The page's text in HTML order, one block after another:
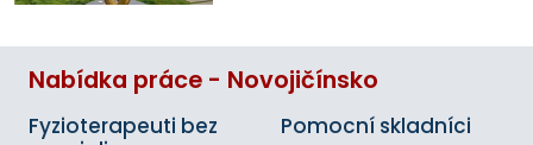
Nabídka práce - Novojičínsko
Fyzioterapeuti bez
Pomocní skladníci